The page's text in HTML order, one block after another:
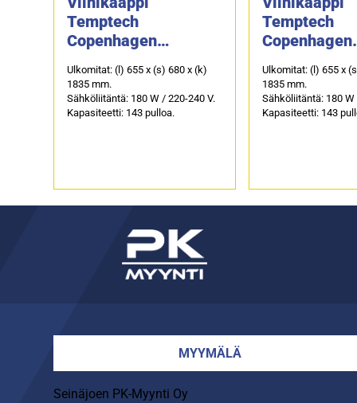
Temptech
Copenhagen
Ulkomitat: (l) 655 x (s) 680 x (k)
1835 mm.
Sähköliitäntä: 180 W / 220-240 V.
Kapasiteetti: 143 pulloa.
Temptech
Copenhagen
Ulkomitat: (l) 655 x
1835 mm.
Sähköliitäntä: 180 W
Kapasiteetti: 143
MYYMÄLÄ
Seinäjoen PK-Myynti Oy